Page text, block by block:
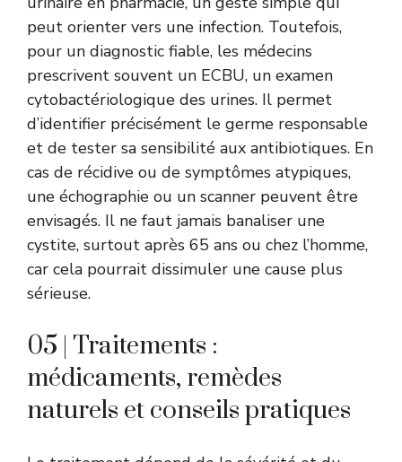
peut orienter vers une infection. Toutefois,
pour un diagnostic fiable, les médecins
prescrivent souvent un ECBU, un examen
cytobactériologique des urines. Il permet
d’identifier précisément le germe responsable
et de tester sa sensibilité aux antibiotiques. En
cas de récidive ou de symptômes atypiques,
une échographie ou un scanner peuvent être
envisagés. Il ne faut jamais banaliser une
cystite, surtout après 65 ans ou chez l’homme,
car cela pourrait dissimuler une cause plus
sérieuse.
05 | Traitements :
médicaments, remèdes
naturels et conseils pratiques